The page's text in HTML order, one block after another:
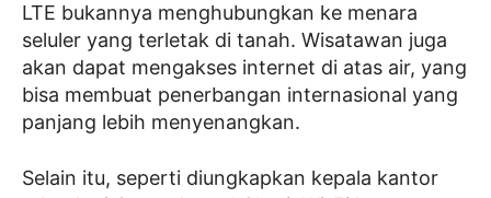
LTE bukannya menghubungkan ke menara
seluler yang terletak di tanah. Wisatawan juga
akan dapat mengakses internet di atas air, yang
bisa membuat penerbangan internasional yang
panjang lebih menyenangkan.
Selain itu, seperti diungkapkan kepala kantor